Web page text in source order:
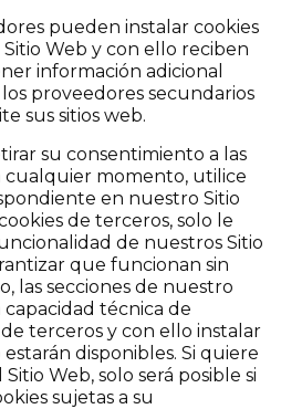
pueden instalar cookies
Web y con ello reciben
información adicional
proveedores secundarios
sus sitios web.
su consentimiento a las
cualquier momento, utilice
en nuestro Sitio
de terceros, solo le
de nuestros Sitio
que funcionan sin
las secciones de nuestro
técnica de
terceros y con ello instalar
disponibles. Si quiere
Web, solo será posible si
sujetas a su